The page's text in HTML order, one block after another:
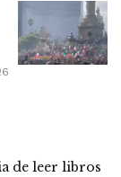
de leer libros